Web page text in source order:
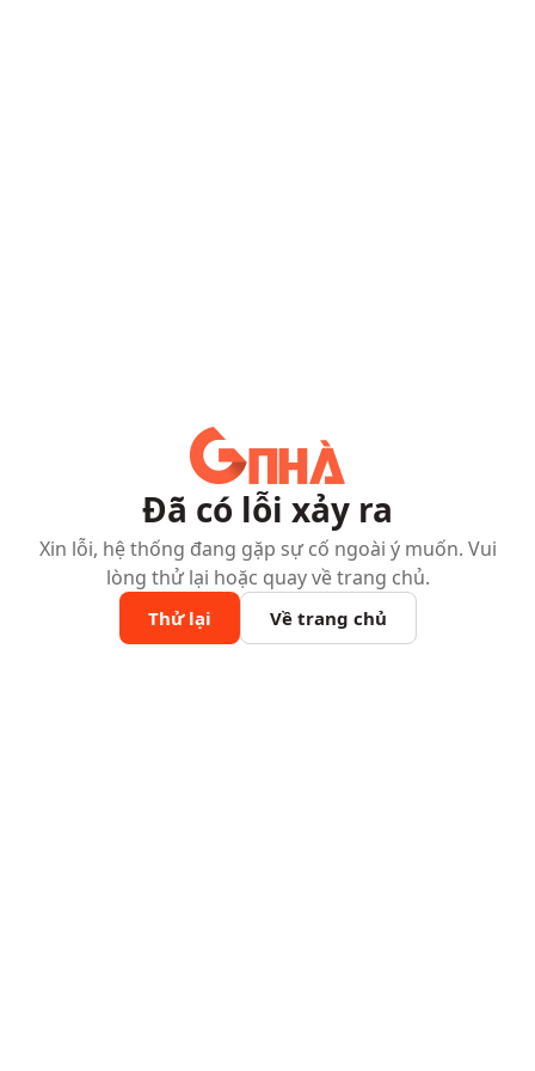
Đã có lỗi xảy ra
Xin lỗi, hệ thống đang gặp sự cố ngoài ý muốn. Vui
lòng thử lại hoặc quay về trang chủ.
Thử lại Về trang chủ